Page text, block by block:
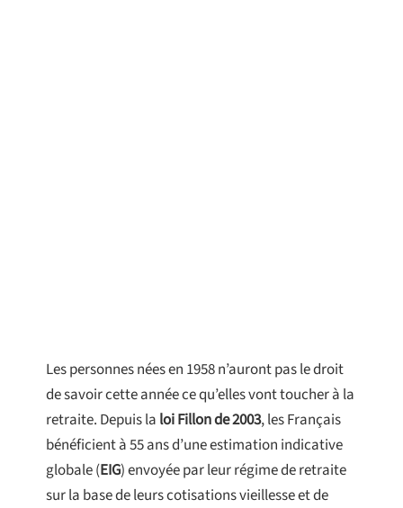
Les personnes nées en 1958 n’auront pas le droit
de savoir cette année ce qu’elles vont toucher à la
retraite. Depuis la loi Fillon de 2003, les Français
bénéficient à 55 ans d’une estimation indicative
globale (EIG) envoyée par leur régime de retraite
sur la base de leurs cotisations vieillesse et de